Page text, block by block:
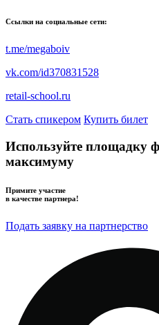
Ссылки на социальные сети:
t.me/megaboiv
vk.com/id370831528
retail-school.ru
Стать спикером Купить билет
Используйте площадку
максимуму
Примите участие
в качестве партнера!
Подать заявку на партнерство